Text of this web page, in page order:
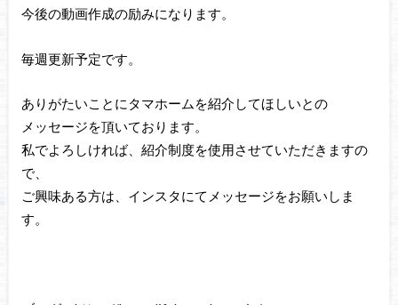
今後の動画作成の励みになります。
毎週更新予定です。
ありがたいことにタマホームを紹介してほしいとの
メッセージを頂いております。
私でよろしければ、紹介制度を使用させていただきますの
で、
ご興味ある方は、インスタにてメッセージをお願いしま
す。